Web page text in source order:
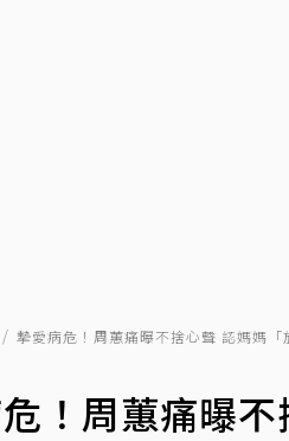
摯愛病危！周蕙痛曝不捨心聲 認媽媽「
！周蕙痛曝不